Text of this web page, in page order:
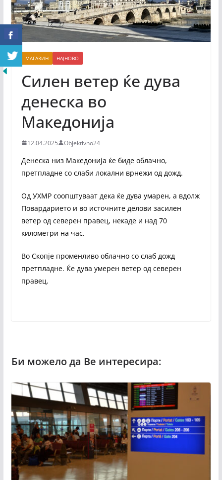
МАГАЗИН НАЈНОВО
Силен ветер ќе дува
денеска во
Македонија
12.04.2025 Objektivno24
Денеска низ Македонија ќе биде облачно,
претпладне со слаби локални врнежи од дожд.
Од УХМР соопштуваат дека ќе дува умарен, а вдолж
Повардарието и во источните делови засилен
ветер од северен правец, некаде и над 70
километри на час.
Во Скопје променливо облачно со слаб дожд
претпладне. Ќе дува умерен ветер од северен
правец.